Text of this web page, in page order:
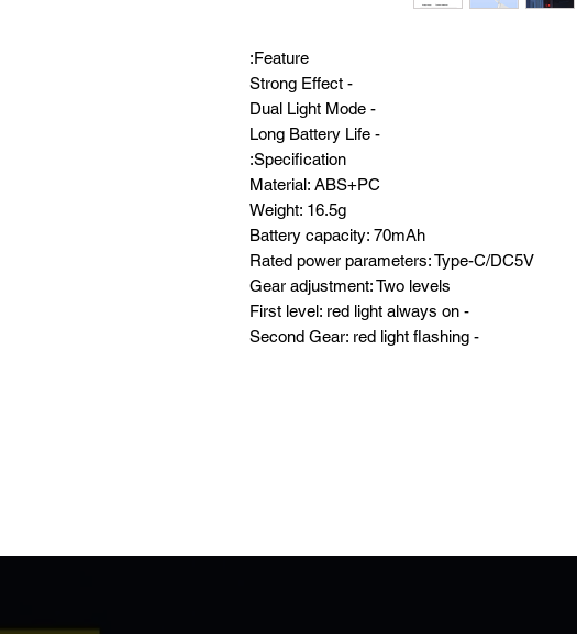
Feature:
- Strong Effect
- Dual Light Mode
- Long Battery Life
Specification:
Material: ABS+PC
Weight: 16.5g
Battery capacity: 70mAh
Rated power parameters: Type-C/DC5V
Gear adjustment: Two levels
- First level: red light always on
- Second Gear: red light flashing